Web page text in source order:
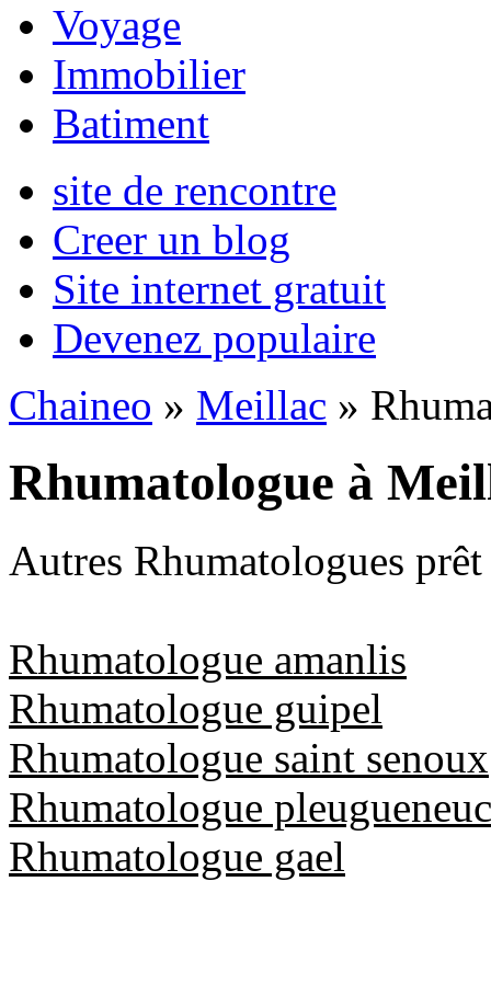
Voyage
Immobilier
Batiment
site de rencontre
Creer un blog
Site internet gratuit
Devenez populaire
Chaineo » Meillac »
Rhumatologue à
Autres Rhumatologues
Rhumatologue amanlis
Rhumatologue guipel
Rhumatologue saint senoux
Rhumatologue pleugueneuc
Rhumatologue gael